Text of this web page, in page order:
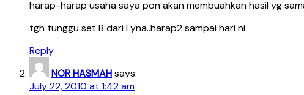
harap-harap usaha saya pon akan membuahkan hasil yg
tgh tunggu set B dari Lyna..harap2 sampai hari ni
Reply
NOR HASMAHsays:
July 22, 2010 at 1:42 am